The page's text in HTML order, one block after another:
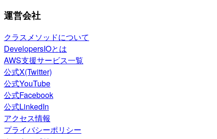
運営会社
クラスメソッドについて
DevelopersIOとは
AWS支援サービス一覧
公式X(Twitter)
公式YouTube
公式Facebook
公式LinkedIn
アクセス情報
プライバシーポリシー